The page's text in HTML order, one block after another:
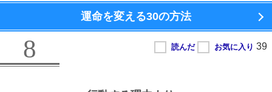
運命を変える30の方法
8